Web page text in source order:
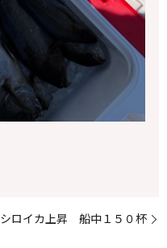
シロイカ上昇 船中１５０杯